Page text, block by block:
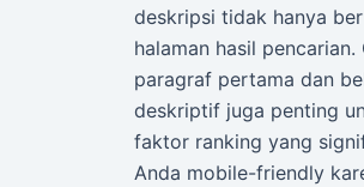
deskripsi tidak hanya
halaman hasil
paragraf pertama dan
deskriptif juga penting
faktor ranking yang
Anda mobile-friendly